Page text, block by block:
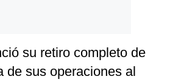
su retiro completo de
de sus operaciones al